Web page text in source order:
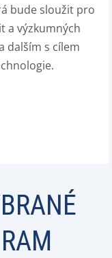
bude sloužit pro
a výzkumných
dalším s cílem